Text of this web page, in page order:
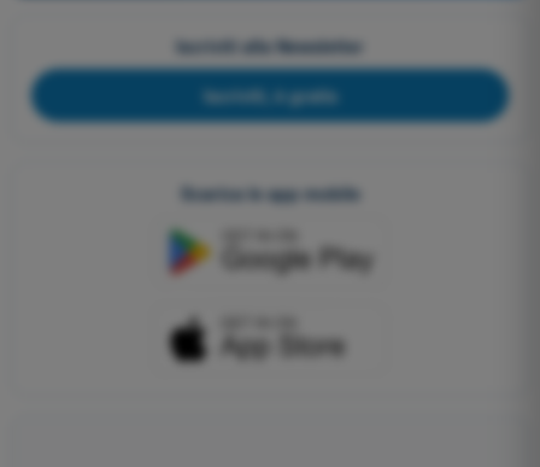
Iscriviti alla Newsletter
Iscriviti, è gratis
Scarica le app mobile